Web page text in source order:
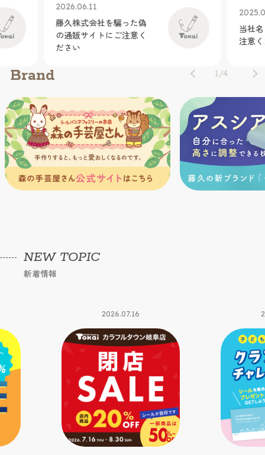
2026.06.11
藤久株式会社を騙った偽
の通販サイトにご注意く
ださい
当社
注意
Brand 1/4
NEW TOPIC
新着情報
2026.07.16